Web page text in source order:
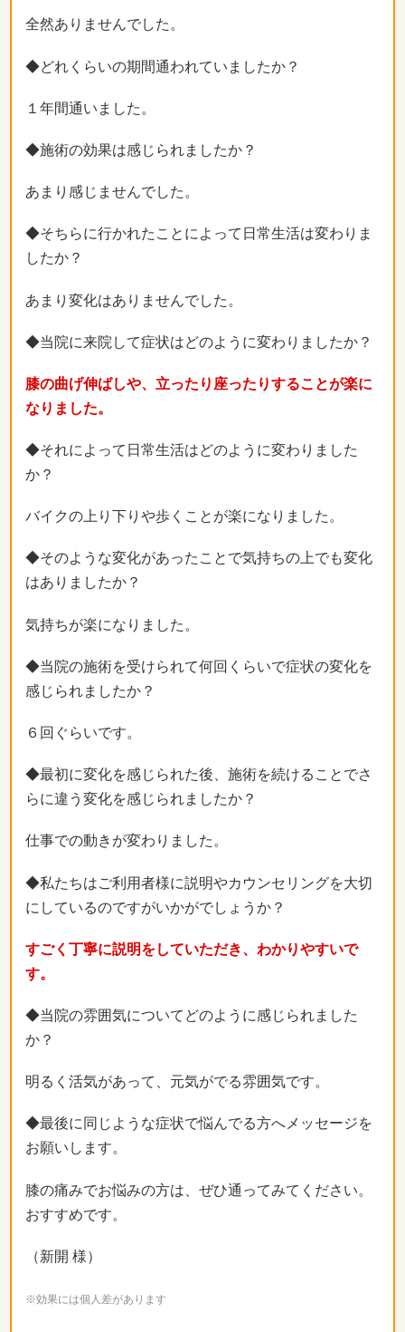
全然ありませんでした。
◆どれくらいの期間通われていましたか？
１年間通いました。
◆施術の効果は感じられましたか？
あまり感じませんでした。
◆そちらに行かれたことによって日常生活は変わりま
したか？
あまり変化はありませんでした。
◆当院に来院して症状はどのように変わりましたか？
膝の曲げ伸ばしや、立ったり座ったりすることが楽に
なりました。
◆それによって日常生活はどのように変わりました
か？
バイクの上り下りや歩くことが楽になりました。
◆そのような変化があったことで気持ちの上でも変化
はありましたか？
気持ちが楽になりました。
◆当院の施術を受けられて何回くらいで症状の変化を
感じられましたか？
６回ぐらいです。
◆最初に変化を感じられた後、施術を続けることでさ
らに違う変化を感じられましたか？
仕事での動きが変わりました。
◆私たちはご利用者様に説明やカウンセリングを大切
にしているのですがいかがでしょうか？
すごく丁寧に説明をしていただき、わかりやすいで
す。
◆当院の雰囲気についてどのように感じられました
か？
明るく活気があって、元気がでる雰囲気です。
◆最後に同じような症状で悩んでる方へメッセージを
お願いします。
膝の痛みでお悩みの方は、ぜひ通ってみてください。
おすすめです。
（新開 様）
※効果には個人差があります